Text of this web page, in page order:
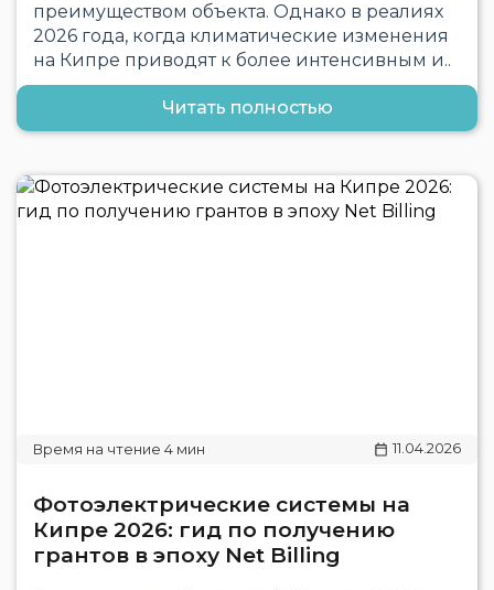
преимуществом объекта. Однако в реалиях
2026 года, когда климатические изменения
на Кипре приводят к более интенсивным и..
Читать полностью
11.04.2026
Фотоэлектрические системы на
Кипре 2026: гид по получению
грантов в эпоху Net Billing